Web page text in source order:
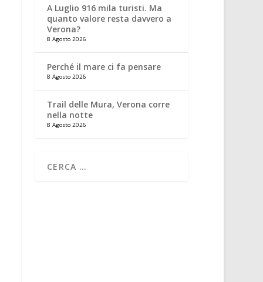
A Luglio 916 mila turisti. Ma
quanto valore resta davvero a
Verona?
8 Agosto 2026
Perché il mare ci fa pensare
8 Agosto 2026
Trail delle Mura, Verona corre
nella notte
8 Agosto 2026